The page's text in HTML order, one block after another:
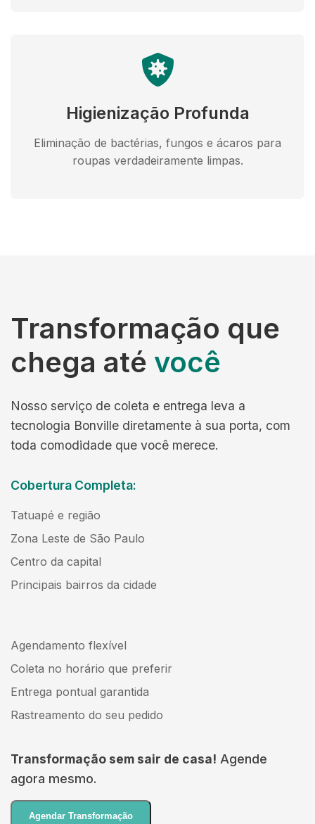
Higienização Profunda
Eliminação de bactérias, fungos e ácaros para
roupas verdadeiramente limpas.
Transformação que
chega até você
Nosso serviço de coleta e entrega leva a
tecnologia Bonville diretamente à sua porta, com
toda comodidade que você merece.
Cobertura Completa:
Tatuapé e região
Zona Leste de São Paulo
Centro da capital
Principais bairros da cidade
Agendamento flexível
Coleta no horário que preferir
Entrega pontual garantida
Rastreamento do seu pedido
Transformação sem sair de casa! Agende
agora mesmo.
Agendar Transformação